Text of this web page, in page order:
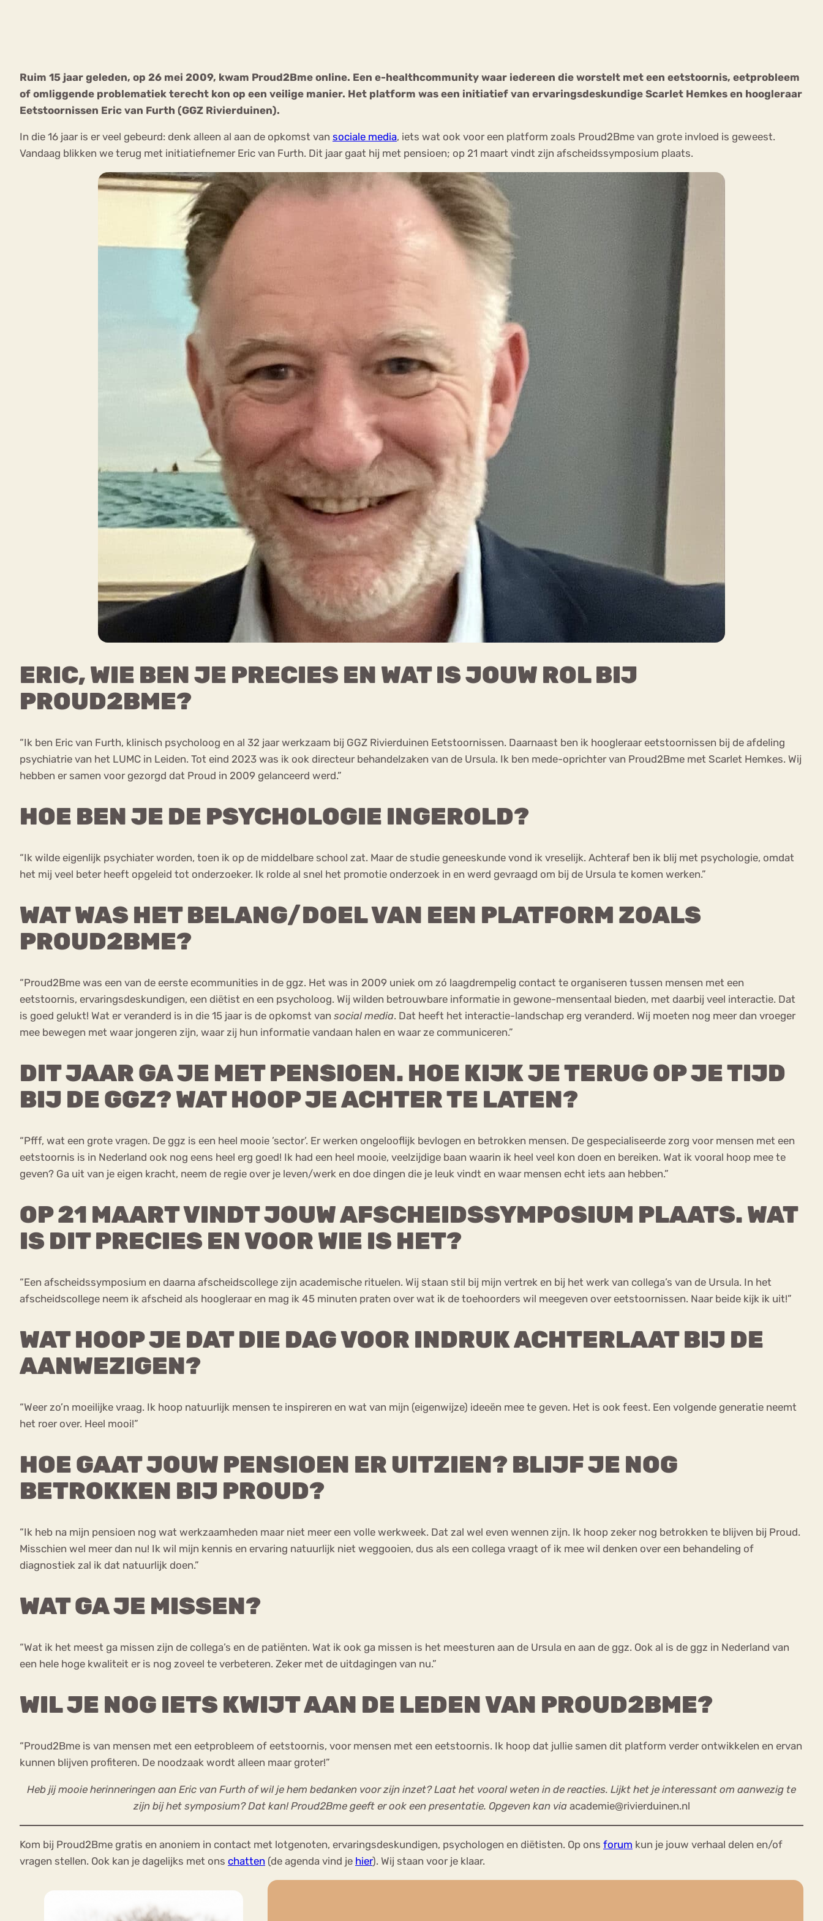
Ruim 15 jaar geleden, op 26 mei 2009, kwam Proud2Bme online. Een e-healthcommunity waar iedereen die worstelt met een eetstoornis, eetprobleem
of omliggende problematiek terecht kon op een veilige manier. Het platform was een initiatief van ervaringsdeskundige Scarlet Hemkes en hoogleraar
Eetstoornissen Eric van Furth (GGZ Rivierduinen).
In die 16 jaar is er veel gebeurd: denk alleen al aan de opkomst van sociale media, iets wat ook voor een platform zoals Proud2Bme van grote invloed is geweest.
Vandaag blikken we terug met initiatiefnemer Eric van Furth. Dit jaar gaat hij met pensioen; op 21 maart vindt zijn afscheidssymposium plaats.
ERIC, WIE BEN JE PRECIES EN WAT IS JOUW ROL BIJ
PROUD2BME?
“Ik ben Eric van Furth, klinisch psycholoog en al 32 jaar werkzaam bij GGZ Rivierduinen Eetstoornissen. Daarnaast ben ik hoogleraar eetstoornissen bij de afdeling
psychiatrie van het LUMC in Leiden. Tot eind 2023 was ik ook directeur behandelzaken van de Ursula. Ik ben mede-oprichter van Proud2Bme met Scarlet Hemkes. Wij
hebben er samen voor gezorgd dat Proud in 2009 gelanceerd werd.”
HOE BEN JE DE PSYCHOLOGIE INGEROLD?
“Ik wilde eigenlijk psychiater worden, toen ik op de middelbare school zat. Maar de studie geneeskunde vond ik vreselijk. Achteraf ben ik blij met psychologie, omdat
het mij veel beter heeft opgeleid tot onderzoeker. Ik rolde al snel het promotie onderzoek in en werd gevraagd om bij de Ursula te komen werken.”
WAT WAS HET BELANG/DOEL VAN EEN PLATFORM ZOALS
PROUD2BME?
“Proud2Bme was een van de eerste ecommunities in de ggz. Het was in 2009 uniek om zó laagdrempelig contact te organiseren tussen mensen met een
eetstoornis, ervaringsdeskundigen, een diëtist en een psycholoog. Wij wilden betrouwbare informatie in gewone-mensentaal bieden, met daarbij veel interactie. Dat
is goed gelukt! Wat er veranderd is in die 15 jaar is de opkomst van social media. Dat heeft het interactie-landschap erg veranderd. Wij moeten nog meer dan vroeger
mee bewegen met waar jongeren zijn, waar zij hun informatie vandaan halen en waar ze communiceren.”
DIT JAAR GA JE MET PENSIOEN. HOE KIJK JE TERUG OP JE TIJD
BIJ DE GGZ? WAT HOOP JE ACHTER TE LATEN?
“Pfff, wat een grote vragen. De ggz is een heel mooie ’sector’. Er werken ongelooflijk bevlogen en betrokken mensen. De gespecialiseerde zorg voor mensen met een
eetstoornis is in Nederland ook nog eens heel erg goed! Ik had een heel mooie, veelzijdige baan waarin ik heel veel kon doen en bereiken. Wat ik vooral hoop mee te
geven? Ga uit van je eigen kracht, neem de regie over je leven/werk en doe dingen die je leuk vindt en waar mensen echt iets aan hebben.”
OP 21 MAART VINDT JOUW AFSCHEIDSSYMPOSIUM PLAATS. WAT
IS DIT PRECIES EN VOOR WIE IS HET?
“Een afscheidssymposium en daarna afscheidscollege zijn academische rituelen. Wij staan stil bij mijn vertrek en bij het werk van collega’s van de Ursula. In het
afscheidscollege neem ik afscheid als hoogleraar en mag ik 45 minuten praten over wat ik de toehoorders wil meegeven over eetstoornissen. Naar beide kijk ik uit!”
WAT HOOP JE DAT DIE DAG VOOR INDRUK ACHTERLAAT BIJ DE
AANWEZIGEN?
“Weer zo’n moeilijke vraag. Ik hoop natuurlijk mensen te inspireren en wat van mijn (eigenwijze) ideeën mee te geven. Het is ook feest. Een volgende generatie neemt
het roer over. Heel mooi!”
HOE GAAT JOUW PENSIOEN ER UITZIEN? BLIJF JE NOG
BETROKKEN BIJ PROUD?
“Ik heb na mijn pensioen nog wat werkzaamheden maar niet meer een volle werkweek. Dat zal wel even wennen zijn. Ik hoop zeker nog betrokken te blijven bij Proud.
Misschien wel meer dan nu! Ik wil mijn kennis en ervaring natuurlijk niet weggooien, dus als een collega vraagt of ik mee wil denken over een behandeling of
diagnostiek zal ik dat natuurlijk doen.”
WAT GA JE MISSEN?
“Wat ik het meest ga missen zijn de collega’s en de patiënten. Wat ik ook ga missen is het meesturen aan de Ursula en aan de ggz. Ook al is de ggz in Nederland van
een hele hoge kwaliteit er is nog zoveel te verbeteren. Zeker met de uitdagingen van nu.”
WIL JE NOG IETS KWIJT AAN DE LEDEN VAN PROUD2BME?
“Proud2Bme is van mensen met een eetprobleem of eetstoornis, voor mensen met een eetstoornis. Ik hoop dat jullie samen dit platform verder ontwikkelen en ervan
kunnen blijven profiteren. De noodzaak wordt alleen maar groter!”
Heb jij mooie herinneringen aan Eric van Furth of wil je hem bedanken voor zijn inzet? Laat het vooral weten in de reacties. Lijkt het je interessant om aanwezig te
zijn bij het symposium? Dat kan! Proud2Bme geeft er ook een presentatie. Opgeven kan viaacademie@rivierduinen.nl
Kom bij Proud2Bme gratis en anoniem in contact met lotgenoten, ervaringsdeskundigen, psychologen en diëtisten. Op ons forum kun je jouw verhaal delen en/of
vragen stellen. Ook kan je dagelijks met ons chatten (de agenda vind je hier). Wij staan voor je klaar.
Boulimia Nervosa Eetstoornis
Orthorexia
Afvallen Angst